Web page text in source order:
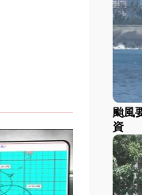
颱風
資